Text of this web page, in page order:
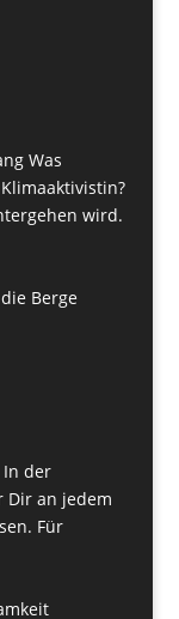
Was
wird.
Berge
In der
Dir an jedem
Für